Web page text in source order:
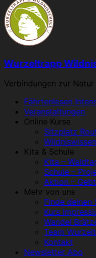
Wurzeltrapp
Verbindungen zur
Menü Fährtenlesen
Veranstaltungen
Online Kurse
Sitzplatz
Kita & Schule
Kita –
Schule –
Aktion –
Mehr von uns
Finde deinen
Kurs
Wandel
Team
Kontakt
Newsletter Abo